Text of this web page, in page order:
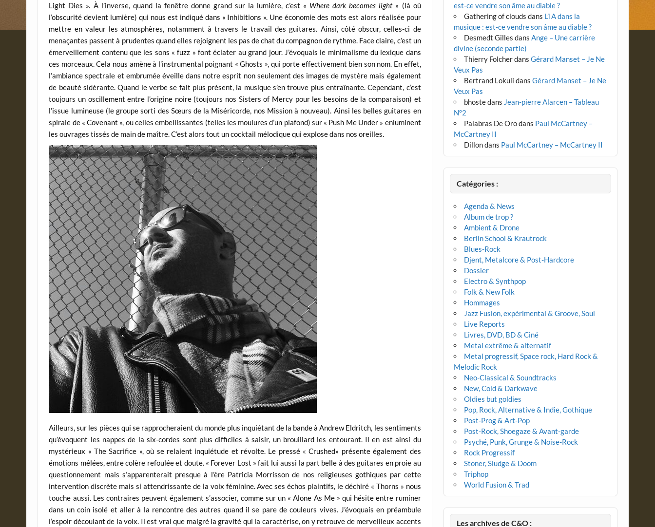
Light Dies ». À l’inverse, quand la fenêtre donne grand sur la lumière, c’est « Where dark becomes light» (là où
l’obscurité devient lumière) qui nous est indiqué dans « Inhibitions ». Une économie des mots est alors réalisée pour
mettre en valeur les atmosphères, notamment à travers le travail des guitares. Ainsi, côté obscur, celles-ci de
menaçantes passent à prudentes quand elles rejoignent les pas de chat du compagnon de rythme. Face claire, c’est un
émerveillement contenu que les sons « fuzz » font éclater au grand jour. J’évoquais le minimalisme du lexique dans
ces morceaux. Cela nous amène à l’instrumental poignant « Ghosts », qui porte effectivement bien son nom. En effet,
l’ambiance spectrale et embrumée éveille dans notre esprit non seulement des images de mystère mais également
de beauté sidérante. Quand le verbe se fait plus présent, la musique s’en trouve plus entraînante. Cependant, c’est
toujours un oscillement entre l’origine noire (toujours nos Sisters of Mercy pour les besoins de la comparaison) et
l’issue lumineuse (le groupe sorti des Sœurs de la Miséricorde, nos Mission à nouveau). Ainsi les belles guitares en
spirale de « Covenant », ou celles embellissantes (telles les moulures d’un plafond) sur « Push Me Under » enluminent
les ouvrages tissés de main de maître. C’est alors tout un cocktail mélodique qui explose dans nos oreilles.
Ailleurs, sur les pièces qui se rapprocheraient du monde plus inquiétant de la bande à Andrew Eldritch, les sentiments
qu’évoquent les nappes de la six-cordes sont plus difficiles à saisir, un brouillard les entourant. Il en est ainsi du
mystérieux « The Sacrifice », où se relaient inquiétude et révolte. Le pressé « Crushed» présente également des
émotions mêlées, entre colère refoulée et doute. « Forever Lost » fait lui aussi la part belle à des guitares en proie au
questionnement mais s’apparenterait presque à l’ère Patricia Morrisson de nos religieuses gothiques par cette
intervention discrète mais si attendrissante de la voix féminine. Avec ses échos plaintifs, le déchiré « Thorns » nous
touche aussi. Les contraires peuvent également s’associer, comme sur un « Alone As Me » qui hésite entre ruminer
dans un coin isolé et aller à la rencontre des autres quand il se pare de couleurs vives. J’évoquais en préambule
l’espoir découlant de la voix. Il est vrai que malgré la gravité qui la caractérise, on y retrouve de merveilleux accents
est-ce vendre son âme au diable ?
Gathering of clouds dans L’IA dans la
musique : est-ce vendre son âme au diable ?
Desmedt Gilles dansAnge – Une carrière
divine (seconde partie)
Thierry FolcherdansGérard Manset – Je Ne
Veux Pas
Bertrand Lokuli dansGérard Manset – Je Ne
Veux Pas
bhostedans Jean-pierre Alarcen – Tableau
N°2
Palabras De Orodans Paul McCartney –
McCartney II
Dillondans Paul McCartney – McCartney II
Catégories :
Agenda & News
Album de trop ?
Ambient & Drone
Berlin School & Krautrock
Blues-Rock
Djent, Metalcore & Post-Hardcore
Dossier
Electro & Synthpop
Folk & New Folk
Hommages
Jazz Fusion, expérimental & Groove, Soul
Live Reports
Livres, DVD, BD & Ciné
Metal extrême & alternatif
Metal progressif, Space rock, Hard Rock &
Melodic Rock
Neo-Classical & Soundtracks
New, Cold & Darkwave
Oldies but goldies
Pop, Rock, Alternative & Indie, Gothique
Post-Prog & Art-Pop
Post-Rock, Shoegaze & Avant-garde
Psyché, Punk, Grunge & Noise-Rock
Rock Progressif
Stoner, Sludge & Doom
Triphop
World Fusion & Trad
Les archives de C&O :